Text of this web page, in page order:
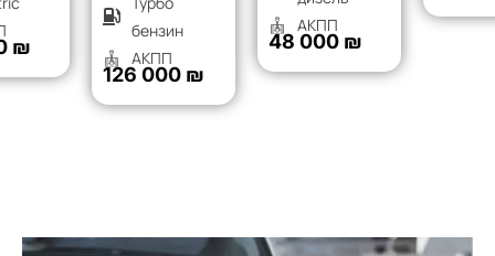
126 000 ₪
48 000 ₪